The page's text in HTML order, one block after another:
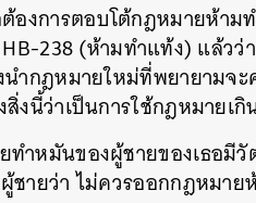
องการตอบโต้กฎหมายห้าม
HB-238 (ห้ามทำแท้ง) แล้วว่
ำกฎหมายใหม่ที่พยายามจ
สิ่งนี้ว่าเป็นการใช้กฎหมายเ
ำหมันของผู้ชายของเธอมี
ชายว่า ไม่ควรออกกฎหมา